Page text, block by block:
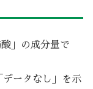
」の成分量で
ータなし」を示